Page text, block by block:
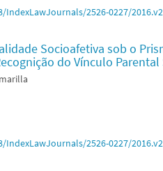
2526-0227/
Socioafetiva sob o
do Vínculo
2526-0227/